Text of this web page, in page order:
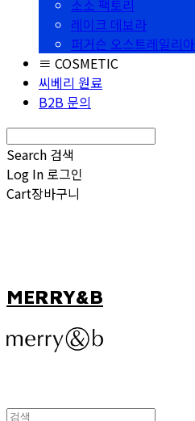
소소 팩토리
레이크 데보라
퍼거슨 오스트레일리아
≡ COSMETIC
씨베리 원료
B2B 문의
Search 검색
Log In 로그인
Cart장바구니
MERRY&B